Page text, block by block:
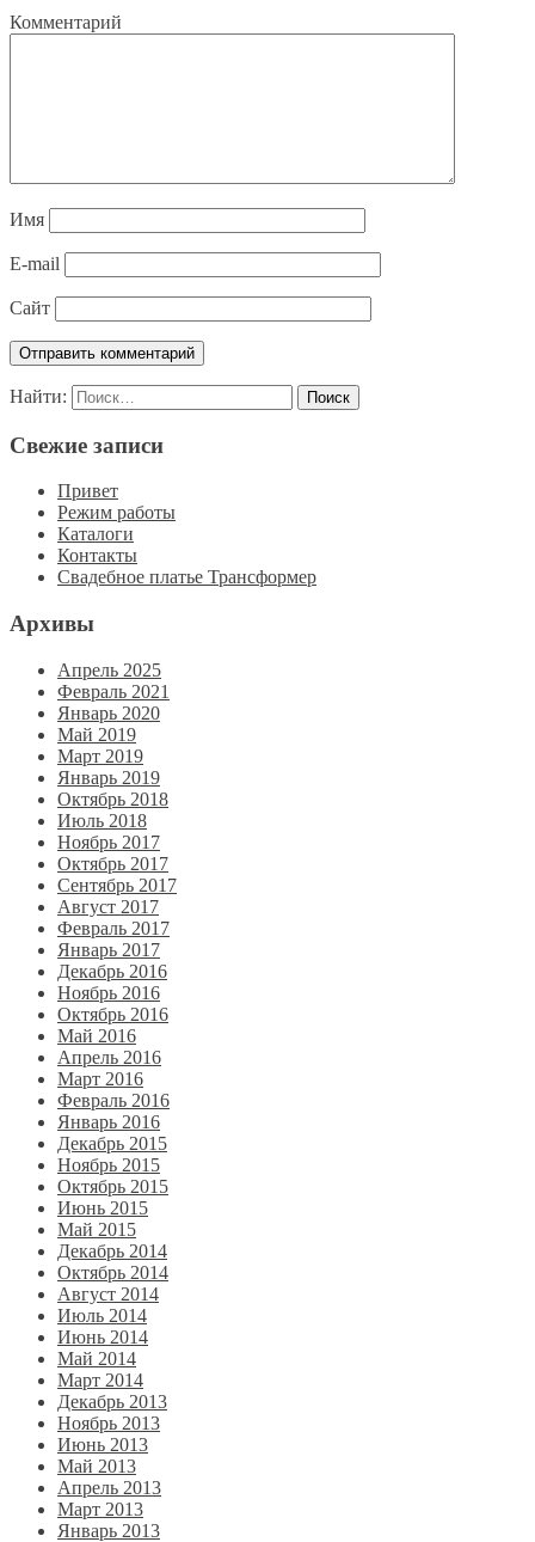
Комментарий
Имя
E-mail
Сайт
Найти:
Свежие записи
Привет
Режим работы
Каталоги
Контакты
Свадебное платье Трансформер
Архивы
Апрель 2025
Февраль 2021
Январь 2020
Май 2019
Март 2019
Январь 2019
Октябрь 2018
Июль 2018
Ноябрь 2017
Октябрь 2017
Сентябрь 2017
Август 2017
Февраль 2017
Январь 2017
Декабрь 2016
Ноябрь 2016
Октябрь 2016
Май 2016
Апрель 2016
Март 2016
Февраль 2016
Январь 2016
Декабрь 2015
Ноябрь 2015
Октябрь 2015
Июнь 2015
Май 2015
Декабрь 2014
Октябрь 2014
Август 2014
Июль 2014
Июнь 2014
Май 2014
Март 2014
Декабрь 2013
Ноябрь 2013
Июнь 2013
Май 2013
Апрель 2013
Март 2013
Январь 2013